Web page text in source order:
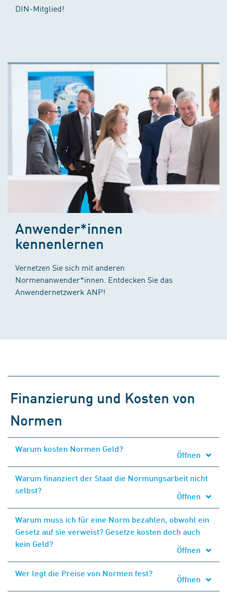
DIN-Mitglied!
Anwender*innen
kennenlernen
Vernetzen Sie sich mit anderen
Normenanwender*innen. Entdecken Sie das
Anwendernetzwerk ANP!
Finanzierung und Kosten von
Normen
Warum kosten Normen Geld?
Öffnen
Warum finanziert der Staat die Normungsarbeit nicht
selbst?
Öffnen
Warum muss ich für eine Norm bezahlen, obwohl ein
Gesetz auf sie verweist? Gesetze kosten doch auch
kein Geld?
Öffnen
Wer legt die Preise von Normen fest?
Öffnen